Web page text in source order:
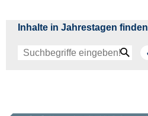
Inhalte in Jahrestagen finden